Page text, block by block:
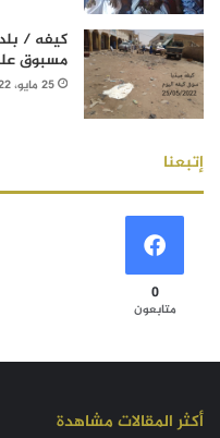
كيفه /
مسبوق
25 مايو، 2022
إتبعنا
0
متابعون
أكثر المقالات مشاهدة